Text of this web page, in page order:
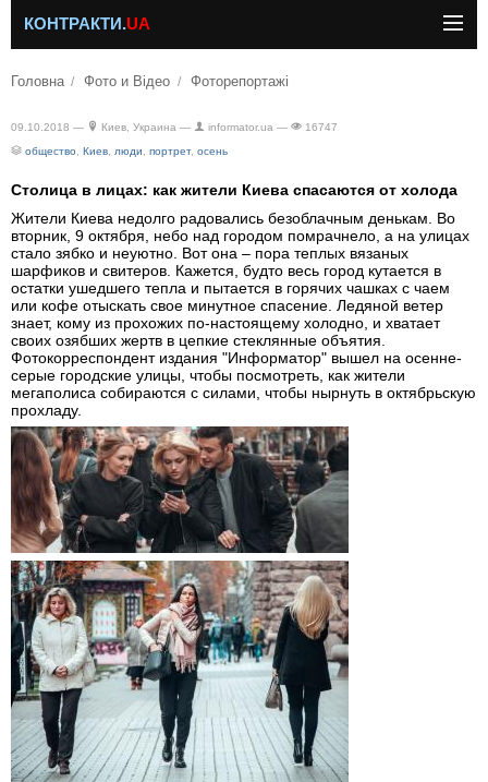
КОНТРАКТИ.UA
Головна Фото и Відео Фоторепортажі
09.10.2018 — Киев, Украина — informator.ua —
16747
общество
Киев люди портрет, осень
Столица в лицах: как жители Киева спасаются от холода
Жители Киева недолго радовались безоблачным денькам. Во
вторник, 9 октября, небо над городом помрачнело, а на улицах
стало зябко и неуютно. Вот она – пора теплых вязаных
шарфиков и свитеров. Кажется, будто весь город кутается в
остатки ушедшего тепла и пытается в горячих чашках с чаем
или кофе отыскать свое минутное спасение. Ледяной ветер
знает, кому из прохожих по-настоящему холодно, и хватает
своих озябших жертв в цепкие стеклянные объятия.
Фотокорреспондент издания "Информатор" вышел на осенне-
серые городские улицы, чтобы посмотреть, как жители
мегаполиса собираются с силами, чтобы нырнуть в октябрьскую
прохладу.